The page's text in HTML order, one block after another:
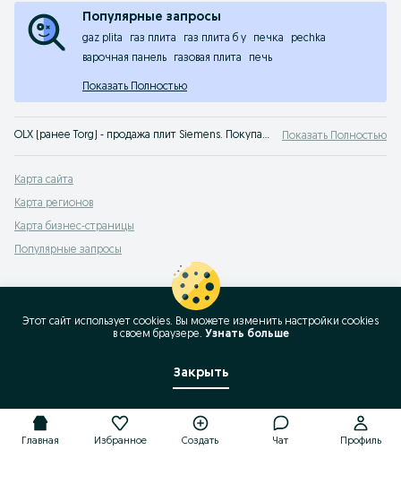
Популярные запросы
gaz plita газ плита газ плита б у печка
pechka
варочная панель
газовая плита печь
Показать Полностью
OLX (ранее Torg) - продажа плит Siemens. Покупайте качественные кухонные плиты Siemens быстро и удобно по доступным ценам на OLX.uz Узбекистан! Показать Полностью
Карта сайта
Карта регионов
Карта бизнес-страницы
Популярные запросы
Главная Избранное Создать Чат Профиль
Этот сайт использует cookies. Вы можете изменить настройки cookies
в своeм браузере. Узнать больше
Закрыть